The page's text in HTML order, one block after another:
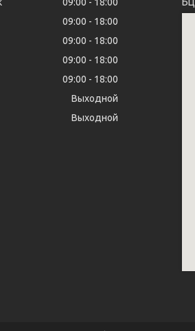
09:00
18:00
09:00
18:00
09:00
18:00
09:00
18:00
Выходной
Выходной